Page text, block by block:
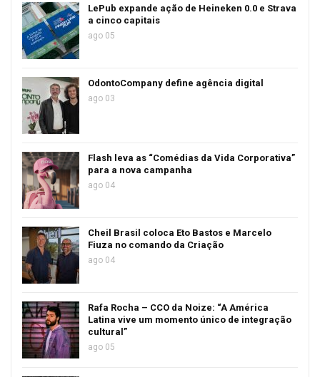
LePub expande ação de Heineken 0.0 e Strava
a cinco capitais
ago 05
OdontoCompany define agência digital
ago 03
Flash leva as “Comédias da Vida Corporativa”
para a nova campanha
ago 04
Cheil Brasil coloca Eto Bastos e Marcelo
Fiuza no comando da Criação
ago 04
Rafa Rocha – CCO da Noize: “A América
Latina vive um momento único de integração
cultural”
ago 05